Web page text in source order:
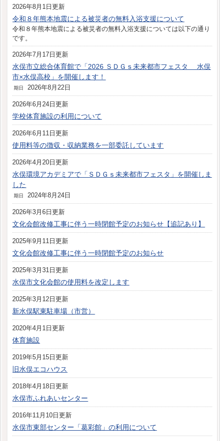
2026年8月1日更新
令和８年熊本地震による被災者の無料入浴支援について
令和８年熊本地震による被災者の無料入浴支援については以下の通り
です。
2026年7月17日更新
水俣市立総合体育館で「2026 ＳＤＧｓ未来都市フェスタ 水俣
市×水俣高校」を開催します！
期日 2026年8月22日
2026年6月24日更新
学校体育施設の利用について
2026年6月11日更新
使用料等の徴収・収納業務を一部委託しています
2026年4月20日更新
水俣環境アカデミアで「ＳＤＧｓ未来都市フェスタ」を開催しま
した
期日 2024年8月24日
2026年3月6日更新
文化会館改修工事に伴う一時閉館予定のお知らせ【追記あり】
2025年9月11日更新
文化会館改修工事に伴う一時閉館予定のお知らせ
2025年3月31日更新
水俣市文化会館の使用料を改定します
2025年3月12日更新
新水俣駅東駐車場（市営）
2020年4月1日更新
体育施設
2019年5月15日更新
旧水俣エコハウス
2018年4月18日更新
水俣市ふれあいセンター
2016年11月10日更新
水俣市東部センター「葛彩館」の利用について